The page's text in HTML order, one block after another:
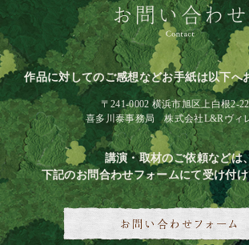
作品に対してのご感想などお手紙は以下へ
〒241-0002 横浜市旭区上白根2-
喜多川泰事務局 株式会社L&Rヴィ
講演・取材のご依頼などは
下記のお問合わせフォームにて受け付